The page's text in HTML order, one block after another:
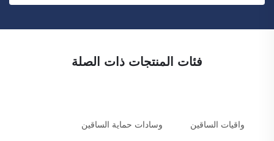
فئات المنتجات ذات الصلة
واقيات الساقين وسادات حماية الساقين